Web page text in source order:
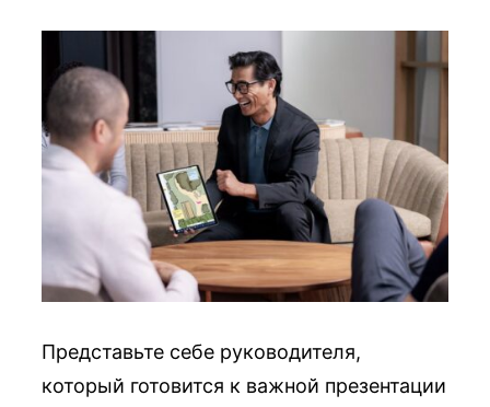
Представьте себе руководителя,
который готовится к важной презентации